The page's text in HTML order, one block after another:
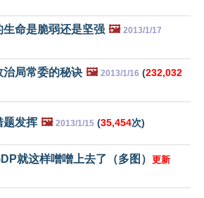
命是脆弱还是坚强 🖼️ 2013/1/17
局常委的秘诀 🖼️ 2013/1/16 (232,032
发挥 🖼️ 2013/1/15 (35,454次)
就这样噌噌上去了（多图） 更新